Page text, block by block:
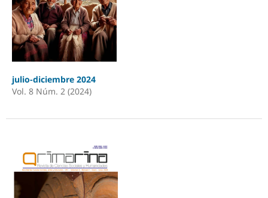
julio-diciembre 2024
Vol. 8 Núm. 2 (2024)